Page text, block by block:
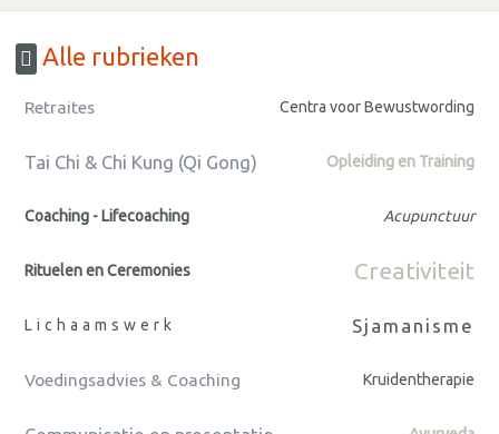
Alle rubrieken
Retraites Centra voor Bewustwording
Tai Chi & Chi Kung (Qi Gong) Opleiding en Training
Coaching - Lifecoaching Acupunctuur
Rituelen en Ceremonies Creativiteit
Lichaamswerk Sjamanisme
Voedingsadvies & Coaching Kruidentherapie